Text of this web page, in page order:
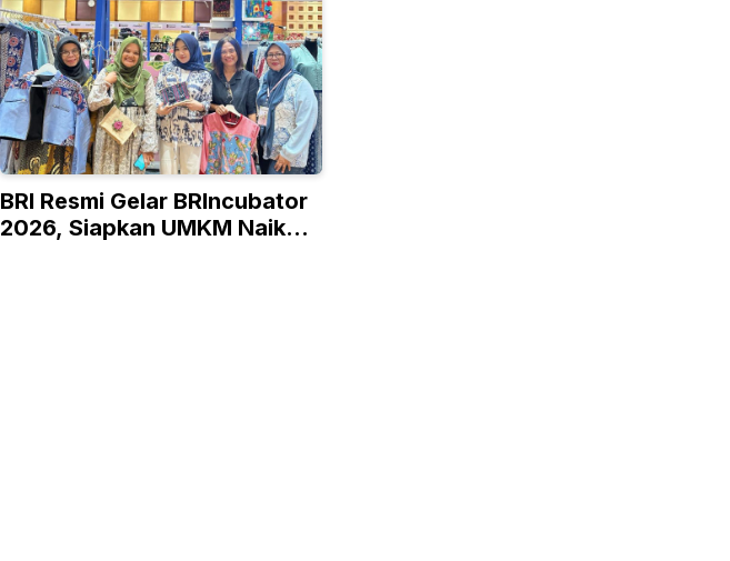
BRI Resmi Gelar BRIncubator
2026, Siapkan UMKM Naik